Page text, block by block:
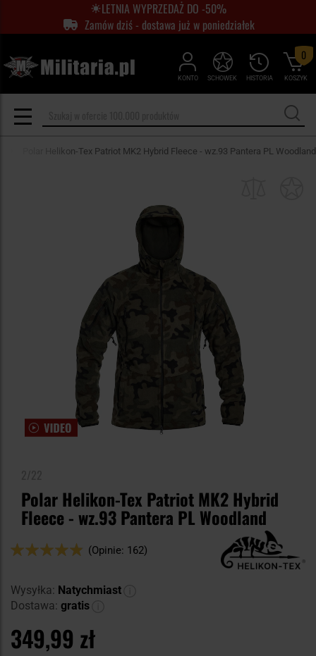
LETNIA WYPRZEDAŻ DO -50%
Zamów dziś - dostawa już w poniedziałek
KONTO HISTORIA
SCHOWEK KOSZYK
0
Polar Helikon-Tex Patriot MK2 Hybrid Fleece - wz.93 Pantera PL Woodland
Polar Helikon-Tex Patriot MK2 Hybrid
Fleece - wz.93 Pantera PL Woodland
Ocena:
(Opinie: 162)
Wysyłka: Natychmiast
Dostawa: gratis
349,99 zł